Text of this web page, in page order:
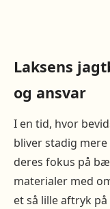
Laksens
og ansvar
I en tid, hvor
bliver stadig
deres fokus på
materialer med
et så lille aftryk